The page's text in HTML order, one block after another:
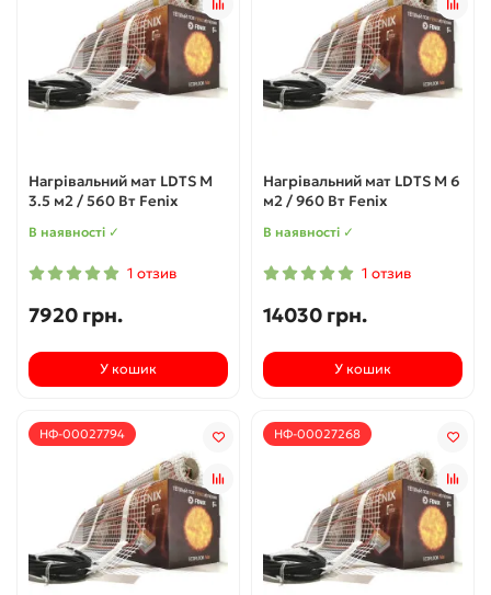
Нагрівальний мат LDTS M
3.5 м2 / 560 Вт Fenix
В наявності ✓
1 отзив
7920 грн.
У кошик
Нагрівальний мат LDTS M 6
м2 / 960 Вт Fenix
В наявності ✓
1 отзив
14030 грн.
У кошик
НФ-00027794 НФ-00027268